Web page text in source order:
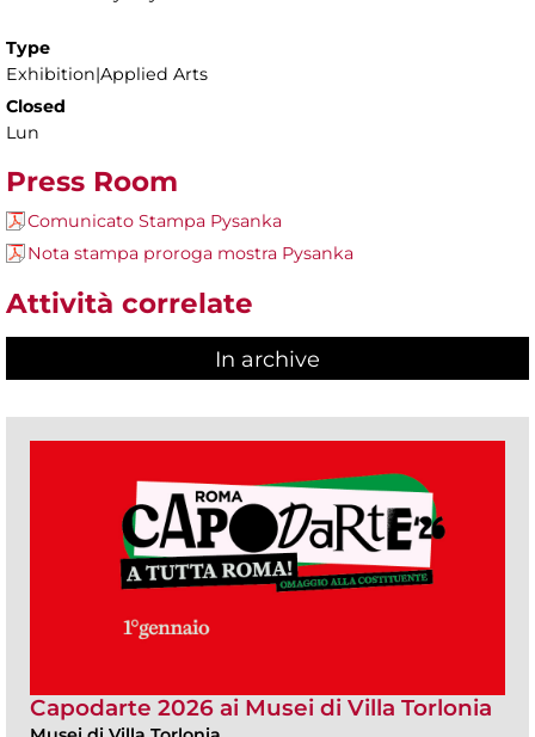
Type
Exhibition|Applied Arts
Closed
Lun
Press Room
Comunicato Stampa Pysanka
Nota stampa proroga mostra Pysanka
Attività correlate
In archive
Capodarte 2026 ai Musei di Villa Torlonia